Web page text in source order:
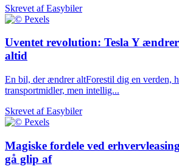
Skrevet afEasybiler
Uventet revolution: Tesla Y
altid
En bil, der ændrer altForestil dig en verden,
transportmidler, men intellig...
Skrevet afEasybiler
Magiske fordele ved
gå glip af